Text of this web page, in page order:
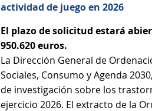
actividad de juego en 2026
El plazo de solicitud estará
950.620 euros.
La Dirección General de
Sociales, Consumo y Agenda
de investigación sobre los
ejercicio 2026. El extracto de la